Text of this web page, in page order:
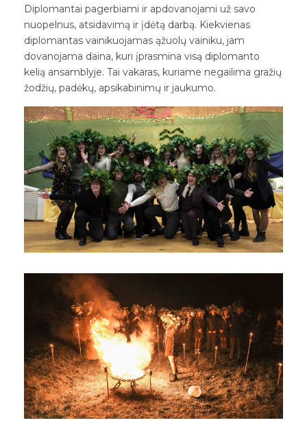
Diplomantai pagerbiami ir apdovanojami už savo
nuopelnus, atsidavimą ir įdėtą darbą. Kiekvienas
diplomantas vainikuojamas ąžuolų vainiku, jam
dovanojama daina, kuri įprasmina visą diplomanto
kelią ansamblyje. Tai vakaras, kuriame negailima gražių
žodžių, padėkų, apsikabinimų ir jaukumo.